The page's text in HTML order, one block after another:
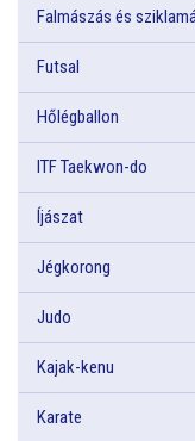
Falmászás és
Futsal
Hőlégballon
ITF Taekwon-do
Íjászat
Jégkorong
Judo
Kajak-kenu
Karate